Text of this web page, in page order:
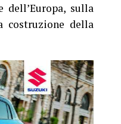
sulla
costruzione della